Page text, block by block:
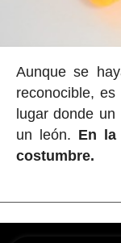
Aunque se
reconocible,
lugar donde
un león. En la
costumbre.